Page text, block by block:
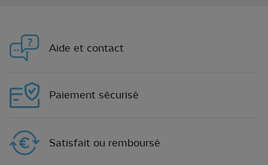
Aide et contact
Paiement sécurisé
Satisfait ou remboursé